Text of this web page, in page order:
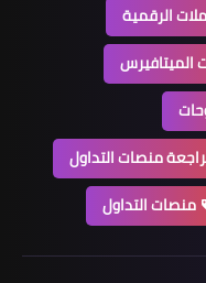
الرقمية
الميتافيرس
منصات التداول
منصات التداول